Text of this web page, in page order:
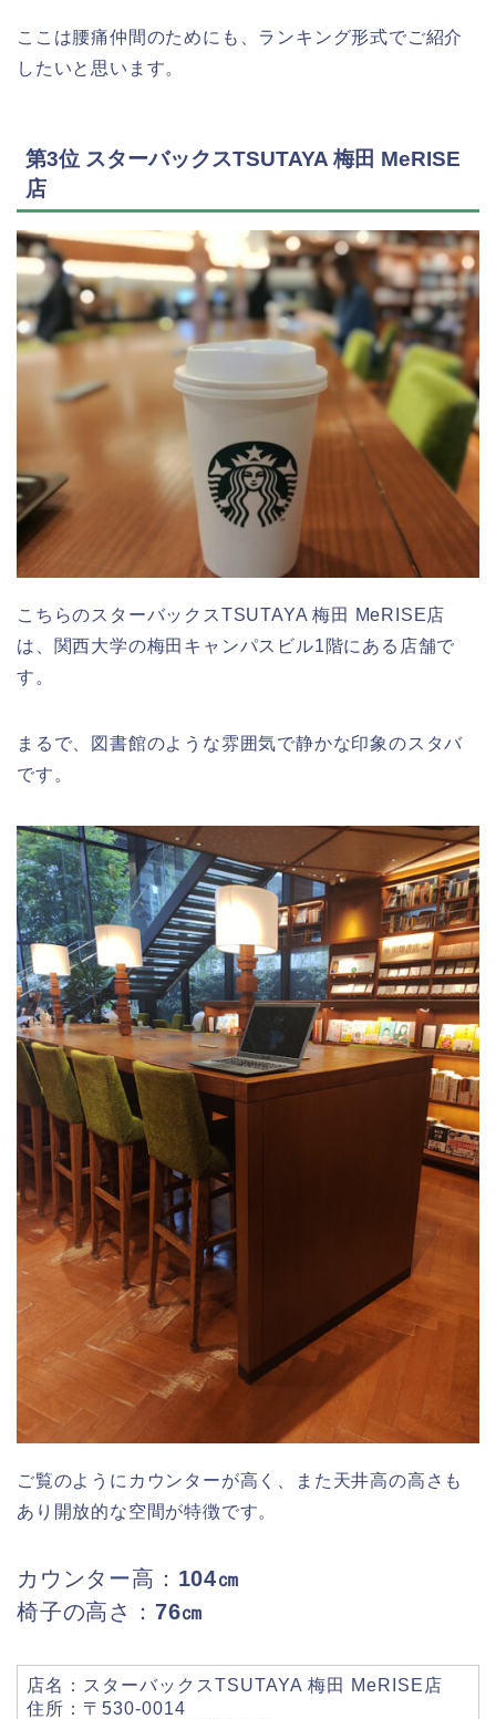
ここは腰痛仲間のためにも、ランキング形式でご紹介
したいと思います。
第3位 スターバックスTSUTAYA 梅田 MeRISE
店
こちらのスターバックスTSUTAYA 梅田 MeRISE店
は、関西大学の梅田キャンパスビル1階にある店舗で
す。
まるで、図書館のような雰囲気で静かな印象のスタバ
です。
ご覧のようにカウンターが高く、また天井高の高さも
あり開放的な空間が特徴です。
カウンター高： 104㎝
椅子の高さ： 76㎝
店名：スターバックスTSUTAYA 梅田 MeRISE店
住所：〒530-0014